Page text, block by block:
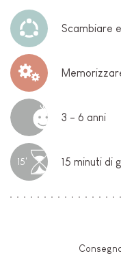
Scambiare
3 - 6 anni
15' 15 minuti di